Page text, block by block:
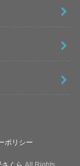
ポリシー